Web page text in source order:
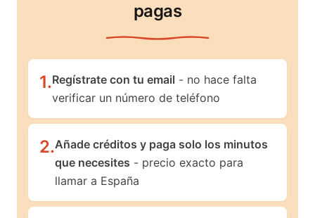
pagas
1.Regístrate con tu email - no hace falta
verificar un número de teléfono
2.Añade créditos y paga solo los minutos
que necesites - precio exacto para
llamar a España